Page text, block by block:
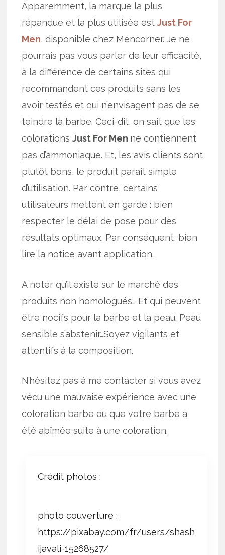
Apparemment, la marque la plus
répandue et la plus utilisée estJust For
Men, disponible chez Mencorner. Je ne
pourrais pas vous parler de leur efficacité,
à la différence de certains sites qui
recommandent ces produits sans les
avoir testés et qui n’envisagent pas de se
teindre la barbe. Ceci-dit, on sait que les
colorationsJust For Men ne contiennent
pas d’ammoniaque. Et, les avis clients sont
plutôt bons, le produit parait simple
d’utilisation. Par contre, certains
utilisateurs mettent en garde : bien
respecter le délai de pose pour des
résultats optimaux. Par conséquent, bien
lire la notice avant application.
A noter qu’il existe sur le marché des
produits non homologués… Et qui peuvent
être nocifs pour la barbe et la peau. Peau
sensible s’abstenir…Soyez vigilants et
attentifs à la composition.
N’hésitez pas à me contacter si vous avez
vécu une mauvaise expérience avec une
coloration barbe ou que votre barbe a
été abîmée suite à une coloration.
Crédit photos :
photo couverture :
https://pixabay.com/fr/users/shash
ijavali-15268527/